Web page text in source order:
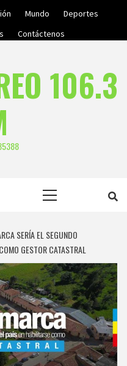
Mundo
Deportes
Contáctenos
106.3
SERÍA EL SEGUNDO
GESTOR CATASTRAL